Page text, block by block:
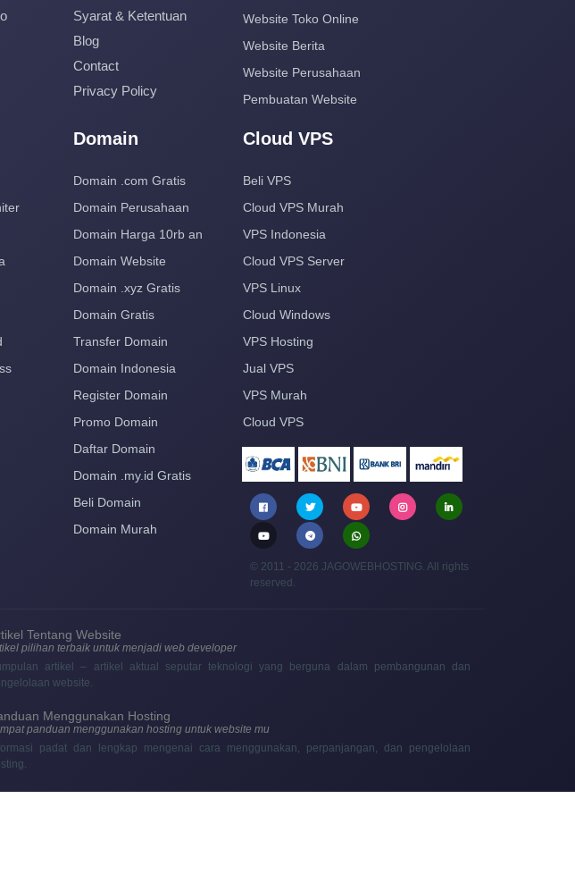
Syarat & Ketentuan
Blog
Contact
Privacy Policy
Website Toko Online
Website Berita
Website Perusahaan
Pembuatan Website
Domain
Domain .com Gratis
Domain Perusahaan
Domain Harga 10rb an
Domain Website
Domain .xyz Gratis
Domain Gratis
Transfer Domain
Domain Indonesia
Register Domain
Promo Domain
Daftar Domain
Domain .my.id Gratis
Beli Domain
Domain Murah
Cloud VPS
Beli VPS
Cloud VPS Murah
VPS Indonesia
Cloud VPS Server
VPS Linux
Cloud Windows
VPS Hosting
Jual VPS
VPS Murah
Cloud VPS
© 2011 - 2026 JAGOWEBHOSTING. All rights
reserved.
Tentang Website
pilihan terbaik untuk menjadi web developer
artikel – artikel aktual seputar teknologi yang berguna dalam pembangunan dan
website.
Menggunakan Hosting
panduan menggunakan hosting untuk website mu
padat dan lengkap mengenai cara menggunakan, perpanjangan, dan pengelolaan